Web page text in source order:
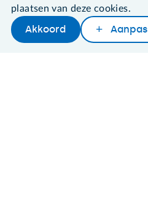
Later lezen Delen
plaatsen van deze cookies.
Akkoord